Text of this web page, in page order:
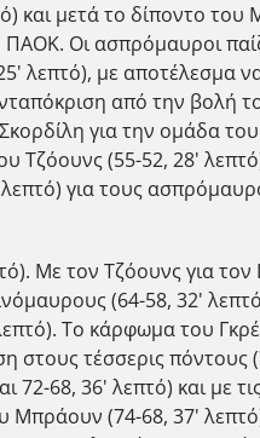
μετά το δίποντο του
Οι ασπρόμαυροι
λεπτό), με αποτέλεσμα
από την βολή
για την ομάδα
Τζόουνς (55-52, 28'
για τους
Με τον Τζόουνς για
(64-58, 32'
Το κάρφωμα του
τέσσερις πόντους
68, 36' λεπτό) και με
Μπράουν (74-68, 37'